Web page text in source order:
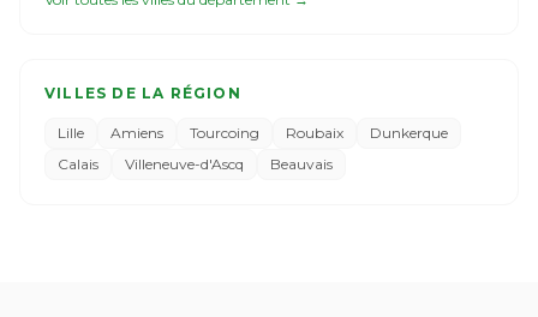
VILLES DE LA RÉGION
Lille Amiens Tourcoing Roubaix
Dunkerque
Calais
Villeneuve-d'Ascq Beauvais